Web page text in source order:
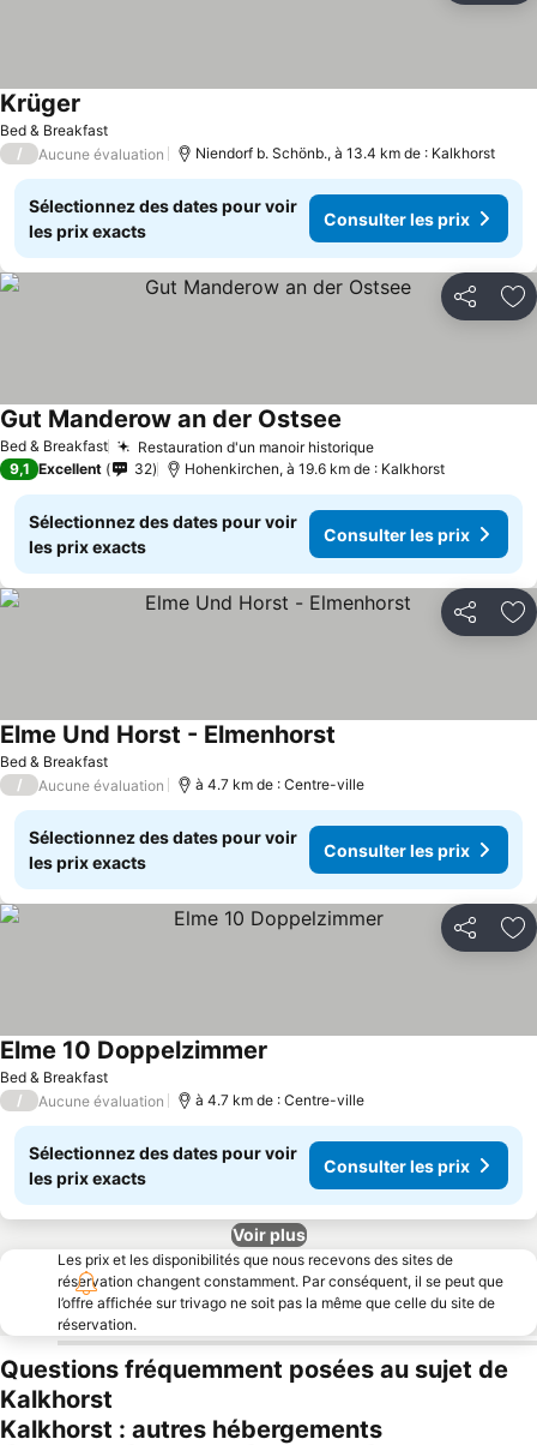
Bed & Breakfast
Krüger
/ Aucune évaluation Niendorf b. Schönb., à 13.4 km de : Kalkhorst
Sélectionnez des dates pour voir
les prix exacts
Consulter les prix
Partager
Bed & Breakfast Restauration d'un manoir historique
Gut Manderow an der Ostsee
9,1 Excellent 32 Hohenkirchen, à 19.6 km de : Kalkhorst
Sélectionnez des dates pour voir
les prix exacts
Consulter les prix
Partager
Bed & Breakfast
Elme Und Horst - Elmenhorst
/ Aucune évaluation à 4.7 km de : Centre-ville
Sélectionnez des dates pour voir
les prix exacts
Consulter les prix
Partager
Bed & Breakfast
Elme 10 Doppelzimmer
/ Aucune évaluation à 4.7 km de : Centre-ville
Sélectionnez des dates pour voir
les prix exacts
Consulter les prix
Voir plus
Les prix et les disponibilités que nous recevons des sites de
réservation changent constamment. Par conséquent, il se peut que
l’offre affichée sur trivago ne soit pas la même que celle du site de
réservation.
Questions fréquemment posées au sujet de
Kalkhorst
Kalkhorst : autres hébergements